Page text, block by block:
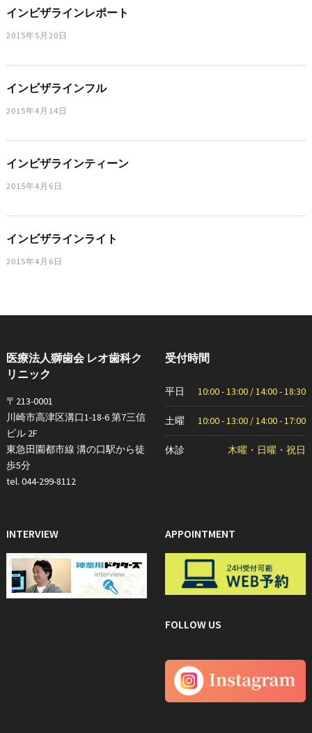
インビザラインレポート
2015年5月20日
インビザラインフル
2015年4月14日
インビザラインティーン
2015年4月6日
インビザラインライト
2015年4月6日
医療法人獅歯会 レオ歯科ク
リニック
〒213-0001
川崎市高津区溝口1-18-6 第7三信
ビル 2F
東急田園都市線 溝の口駅から徒
歩5分
tel. 044-299-8112
受付時間
平日 10:00 - 13:00 / 14:00 - 18:30
土曜 10:00 - 13:00 / 14:00 - 17:00
休診 木曜・日曜・祝日
INTERVIEW APPOINTMENT
FOLLOW US